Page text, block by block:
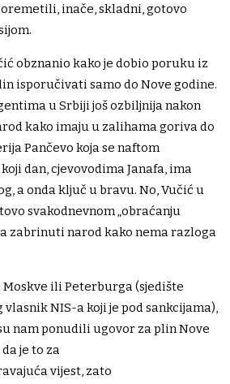
inače, skladni, gotovo
obznanio kako je dobio poruku iz
isporučivati samo do Nove godine.
u Srbiji još ozbiljnija nakon
kako imaju u zalihama goriva do
Pančevo koja se naftom
dan, cjevovodima Janafa, ima
a onda ključ u bravu. No, Vučić u
svakodnevnom „obraćanju
zabrinuti narod kako nema razloga
ili Peterburga (sjedište
vlasnik NIS-a koji je pod sankcijama),
nam ponudili ugovor za plin Nove
je to za
vijest, zato